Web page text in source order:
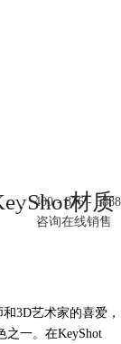
400 - 876 - 5888
咨询在线销售
材质
3D艺术家的喜爱，
之一。在KeyShot